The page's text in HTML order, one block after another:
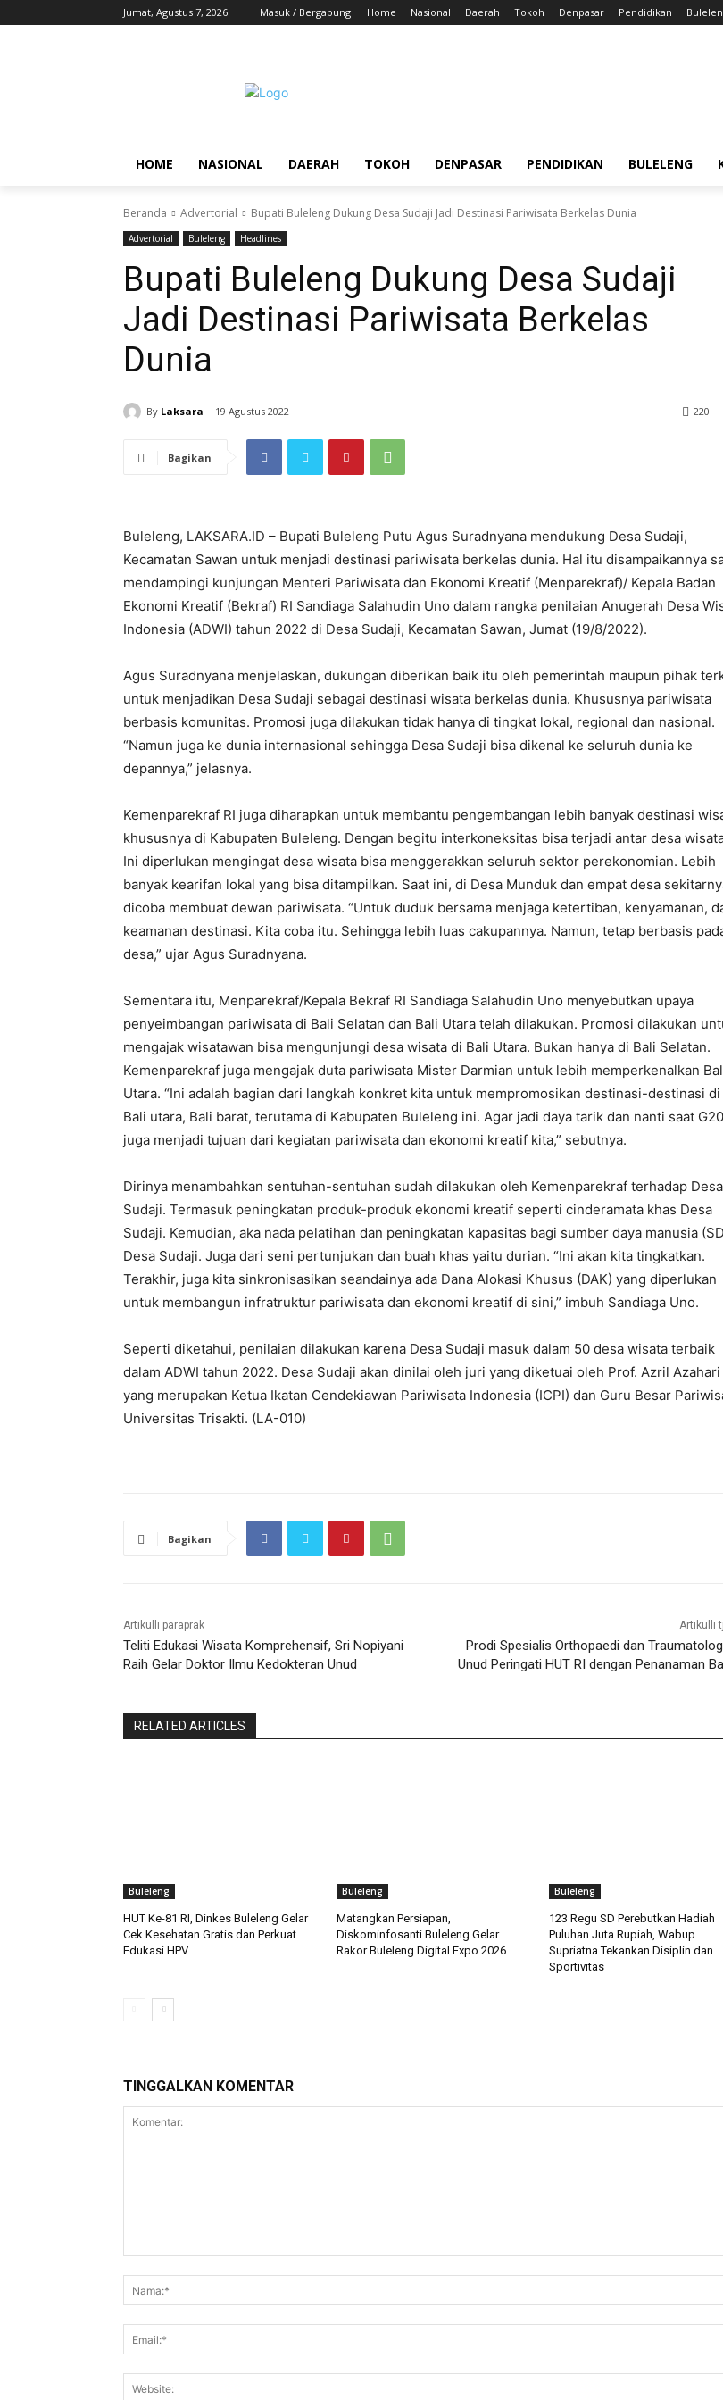
Jumat, Agustus 7, 2026 Masuk / Bergabung Home Nasional Daerah Tokoh Denpasar Pendidikan
HOME NASIONAL DAERAH TOKOH DENPASAR PENDIDIKAN BULELENG
Beranda Advertorial Bupati Buleleng Dukung Desa Sudaji Jadi Destinasi Pariwisata Berkelas Dunia
Advertorial Buleleng Headlines
Bupati Buleleng Dukung Desa Sudaji
Jadi Destinasi Pariwisata Berkelas
Dunia
By Laksara 19 Agustus 2022 220
Bagikan
Buleleng, LAKSARA.ID – Bupati Buleleng Putu Agus Suradnyana mendukung Desa Sudaji,
Kecamatan Sawan untuk menjadi destinasi pariwisata berkelas dunia. Hal itu disampaikannya
mendampingi kunjungan Menteri Pariwisata dan Ekonomi Kreatif (Menparekraf)/ Kepala Badan
Ekonomi Kreatif (Bekraf) RI Sandiaga Salahudin Uno dalam rangka penilaian Anugerah Desa
Indonesia (ADWI) tahun 2022 di Desa Sudaji, Kecamatan Sawan, Jumat (19/8/2022).
Agus Suradnyana menjelaskan, dukungan diberikan baik itu oleh pemerintah maupun pihak
untuk menjadikan Desa Sudaji sebagai destinasi wisata berkelas dunia. Khususnya pariwisata
berbasis komunitas. Promosi juga dilakukan tidak hanya di tingkat lokal, regional dan nasional.
“Namun juga ke dunia internasional sehingga Desa Sudaji bisa dikenal ke seluruh dunia ke
depannya,” jelasnya.
Kemenparekraf RI juga diharapkan untuk membantu pengembangan lebih banyak destinasi
khususnya di Kabupaten Buleleng. Dengan begitu interkoneksitas bisa terjadi antar desa
Ini diperlukan mengingat desa wisata bisa menggerakkan seluruh sektor perekonomian. Lebih
banyak kearifan lokal yang bisa ditampilkan. Saat ini, di Desa Munduk dan empat desa
dicoba membuat dewan pariwisata. “Untuk duduk bersama menjaga ketertiban, kenyamanan,
keamanan destinasi. Kita coba itu. Sehingga lebih luas cakupannya. Namun, tetap berbasis
desa,” ujar Agus Suradnyana.
Sementara itu, Menparekraf/Kepala Bekraf RI Sandiaga Salahudin Uno menyebutkan upaya
penyeimbangan pariwisata di Bali Selatan dan Bali Utara telah dilakukan. Promosi dilakukan
mengajak wisatawan bisa mengunjungi desa wisata di Bali Utara. Bukan hanya di Bali Selatan.
Kemenparekraf juga mengajak duta pariwisata Mister Darmian untuk lebih memperkenalkan
Utara. “Ini adalah bagian dari langkah konkret kita untuk mempromosikan destinasi-destinasi di
Bali utara, Bali barat, terutama di Kabupaten Buleleng ini. Agar jadi daya tarik dan nanti saat
juga menjadi tujuan dari kegiatan pariwisata dan ekonomi kreatif kita,” sebutnya.
Dirinya menambahkan sentuhan-sentuhan sudah dilakukan oleh Kemenparekraf terhadap Desa
Sudaji. Termasuk peningkatan produk-produk ekonomi kreatif seperti cinderamata khas Desa
Sudaji. Kemudian, aka nada pelatihan dan peningkatan kapasitas bagi sumber daya manusia
Desa Sudaji. Juga dari seni pertunjukan dan buah khas yaitu durian. “Ini akan kita tingkatkan.
Terakhir, juga kita sinkronisasikan seandainya ada Dana Alokasi Khusus (DAK) yang diperlukan
untuk membangun infratruktur pariwisata dan ekonomi kreatif di sini,” imbuh Sandiaga Uno.
Seperti diketahui, penilaian dilakukan karena Desa Sudaji masuk dalam 50 desa wisata terbaik
dalam ADWI tahun 2022. Desa Sudaji akan dinilai oleh juri yang diketuai oleh Prof. Azril Azahari
yang merupakan Ketua Ikatan Cendekiawan Pariwisata Indonesia (ICPI) dan Guru Besar
Universitas Trisakti. (LA-010)
Bagikan
Artikulli paraprak
Teliti Edukasi Wisata Komprehensif, Sri Nopiyani
Raih Gelar Doktor Ilmu Kedokteran Unud
Artikulli
Prodi Spesialis Orthopaedi dan
Unud Peringati HUT RI dengan Penanaman
RELATED ARTICLES
Buleleng
HUT Ke-81 RI, Dinkes Buleleng Gelar
Cek Kesehatan Gratis dan Perkuat
Edukasi HPV
Buleleng
Matangkan Persiapan,
Diskominfosanti Buleleng Gelar
Rakor Buleleng Digital Expo 2026
Buleleng
123 Regu SD Perebutkan Hadiah
Puluhan Juta Rupiah, Wabup
Supriatna Tekankan Disiplin dan
Sportivitas
TINGGALKAN KOMENTAR